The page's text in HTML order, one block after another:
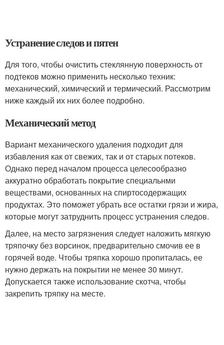
Устранение следов и пятен
Для того, чтобы очистить стеклянную поверхность от
подтеков можно применить несколько техник:
механический, химический и термический. Рассмотрим
ниже каждый их них более подробно.
Механический метод
Вариант механического удаления подходит для
избавления как от свежих, так и от старых потеков.
Однако перед началом процесса целесообразно
аккуратно обработать покрытие специальнми
веществами, основанных на спиртосодержащих
продуктах. Это поможет убрать все остатки грязи и жира,
которые могут затруднить процесс устранения следов.
Далее, на место загрязнения следует наложить мягкую
тряпочку без ворсинок, предварительно смочив ее в
горячей воде. Чтобы тряпка хорошо пропиталась, ее
нужно держать на покрытии не менее 30 минут.
Допускается также использование скотча, чтобы
закрепить тряпку на месте.